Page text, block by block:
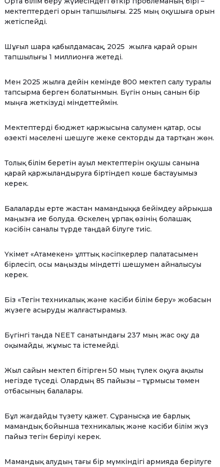
мектептердегі орын тапшылығы. 225 мың оқушыға орын
жетіспейді.
Шұғыл шара қабылдамасақ, 2025 жылға қарай орын
тапшылығы 1 миллионға жетеді.
Мен 2025 жылға дейін кемінде 800 мектеп салу туралы
тапсырма берген болатынмын. Бүгін оның санын бір
мыңға жеткізуді міндеттеймін.
Мектептерді бюджет қаржысына салумен қатар, осы
өзекті мәселені шешуге жеке секторды да тартқан жөн.
Толық білім беретін ауыл мектептерін оқушы санына
қарай қаржыландыруға біртіндеп көше бастауымыз
керек.
Балаларды ерте жастан мамандыққа бейімдеу айрықша
маңызға ие болуда. Өскелең ұрпақ өзінің болашақ
кәсібін саналы түрде таңдай білуге тиіс.
Үкімет «Атамекен» ұлттық кәсіпкерлер палатасымен
бірлесіп, осы маңызды міндетті шешумен айналысуы
керек.
Біз «Тегін техникалық және кәсіби білім беру» жобасын
жүзеге асыруды жалғастырамыз.
Бүгінгі таңда NEET санатындағы 237 мың жас оқу да
оқымайды, жұмыс та істемейді.
Жыл сайын мектеп бітірген 50 мың түлек оқуға ақылы
негізде түседі. Олардың 85 пайызы – тұрмысы төмен
отбасының балалары.
Бұл жағдайды түзету қажет. Сұранысқа ие барлық
мамандық бойынша техникалық және кәсіби білім жүз
пайыз тегін берілуі керек.
Мамандық алудың тағы бір мүмкіндігі армияда берілуге